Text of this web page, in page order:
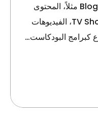
كالمحتوى المكتوب أي المقالات Blogs مثلاً، المحتوى
المرئي أي البرامج التلفزيونية TV Shows، الفيديوهات